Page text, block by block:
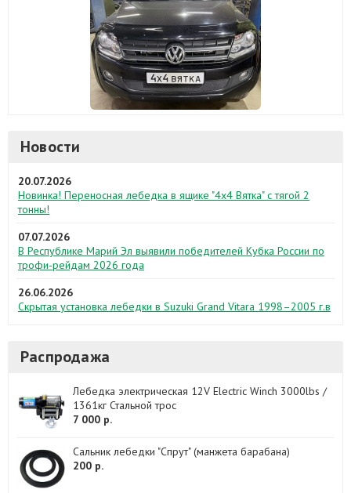
Новости
20.07.2026
Новинка! Переносная лебедка в ящике "4х4 Вятка" с тягой 2
тонны!
07.07.2026
В Республике Марий Эл выявили победителей Кубка России по
трофи-рейдам 2026 года
26.06.2026
Скрытая установка лебедки в Suzuki Grand Vitara 1998–2005 г.в
Распродажа
Лебедка электрическая 12V Electric Winch 3000lbs /
1361кг Стальной трос
7 000 р.
Сальник лебедки "Спрут" (манжета барабана)
200 р.